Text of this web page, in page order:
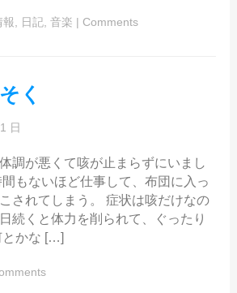
報 日記 ,音楽 | Comments
く
日
調が悪くて咳が止まらずにいまし
もないほど仕事して、布団に入っ
されてしまう。 症状は咳だけなの
続くと体力を削られて、ぐったり
とかな […]